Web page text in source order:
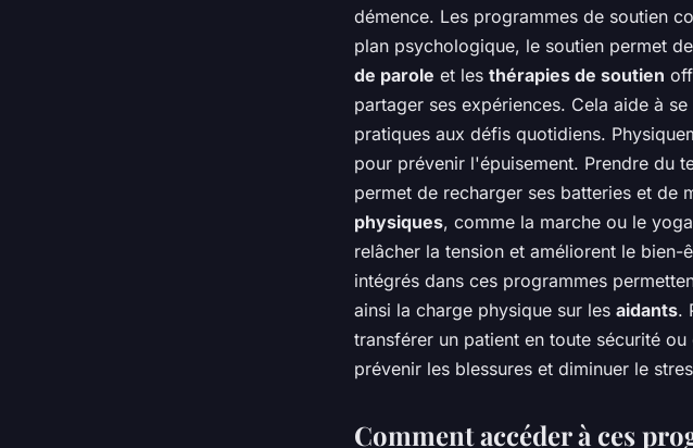
démence. Les programmes de soutien
plan psychologique, le soutien permet
de parole et les thérapies de soutien
partager ses expériences. Cela aide à
pratiques aux défis quotidiens.
pour prévenir l'épuisement. Prendre du
permet de recharger ses batteries et de
physiques, comme la marche ou le
relâcher la tension et améliorent le bien-
intégrés dans ces programmes
ainsi la charge physique sur les aidants.
transférer un patient en toute sécurité
prévenir les blessures et diminuer le
Comment accéder à ces